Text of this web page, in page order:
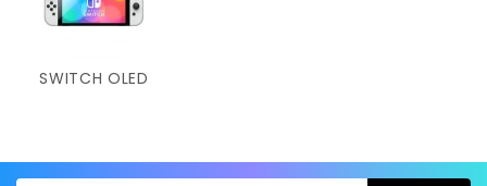
SWITCH OLED